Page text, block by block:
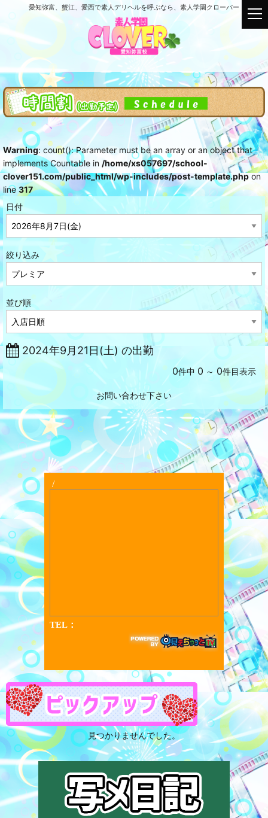
愛知弥富、蟹江、愛西で素人デリヘルを呼ぶなら、素人学園クローバー
Warning: count(): Parameter must be an array or an object that
implements Countable in /home/xs057697/school-
clover151.com/public_html/wp-includes/post-template.phpon
line 317
日付
絞り込み
並び順
2024年9月21日(土) の出勤
0件中 0 ～ 0件目表示
お問い合わせ下さい
見つかりませんでした。
t
o
e
n
a
v
i
g
a
t
i